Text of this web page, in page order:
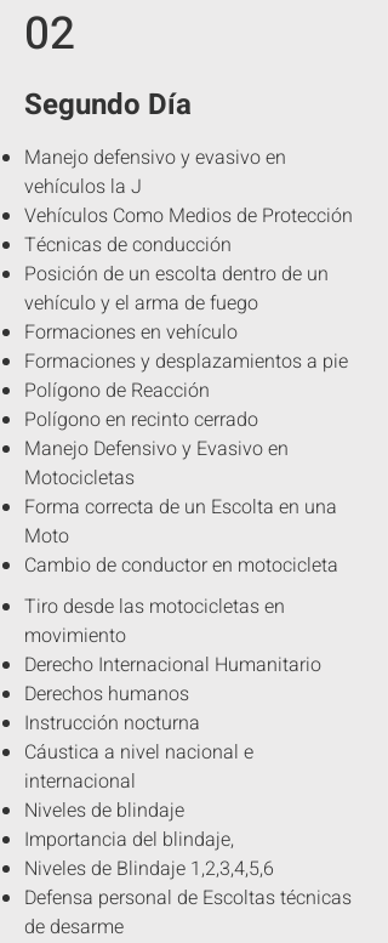
02
Segundo Día
Manejo defensivo y evasivo en
vehículos la J
Vehículos Como Medios de Protección
Técnicas de conducción
Posición de un escolta dentro de un
vehículo y el arma de fuego
Formaciones en vehículo
Formaciones y desplazamientos a pie
Polígono de Reacción
Polígono en recinto cerrado
Manejo Defensivo y Evasivo en
Motocicletas
Forma correcta de un Escolta en una
Moto
Cambio de conductor en motocicleta
Tiro desde las motocicletas en
movimiento
Derecho Internacional Humanitario
Derechos humanos
Instrucción nocturna
Cáustica a nivel nacional e
internacional
Niveles de blindaje
Importancia del blindaje,
Niveles de Blindaje 1,2,3,4,5,6
Defensa personal de Escoltas técnicas
de desarme